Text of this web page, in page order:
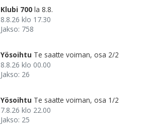
Klubi 700 la 8.8.
8.8.26 klo 17.30
Jakso: 758
Yösoihtu Te saatte voiman, osa 2/2
8.8.26 klo 00.00
Jakso: 26
Yösoihtu Te saatte voiman, osa 1/2
7.8.26 klo 22.00
Jakso: 25